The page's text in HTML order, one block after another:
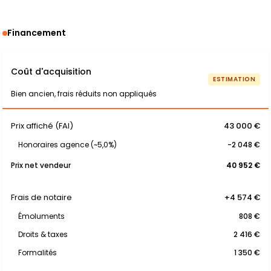
Financement
Coût d'acquisition
Bien ancien, frais réduits non appliqués
ESTIMATION
Prix affiché (FAI) 43 000 €
Honoraires agence (~5,0%)
-2 048 €
Prix net vendeur
40 952 €
Frais de notaire +4 574 €
Émoluments
808 €
Droits & taxes
2 416 €
Formalités
1 350 €